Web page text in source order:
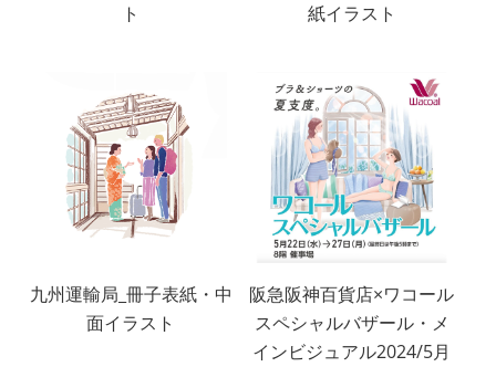
ト
紙イラスト
九州運輸局_冊子表紙・中
面イラスト
阪急阪神百貨店×ワコール
スペシャルバザール・メ
インビジュアル2024/5月